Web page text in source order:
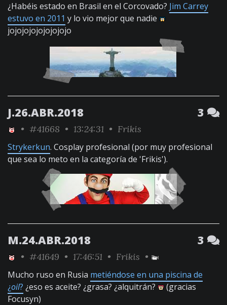
¿Habéis estado en Brasil en el Corcovado? Jim Carrey
estuvo en 2011 y lo vio mejor que nadie
jojojojojojojojojo
J.26.ABR.2018 3
• #41668 • 13:24:31 • Frikis
Strykerkun. Cosplay profesional (por muy profesional
que sea lo meto en la categoría de 'Frikis').
M.24.ABR.2018 3
• #41649 • 17:46:51 • Frikis •
Mucho ruso en Rusia metiéndose en una piscina de
¿oil? ¿eso es aceite? ¿grasa? ¿alquitrán?
(gracias
Focusyn)